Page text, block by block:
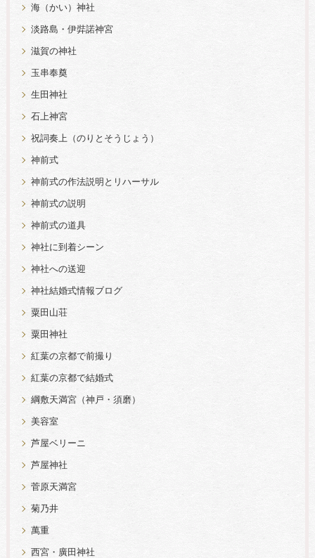
海（かい）神社
淡路島・伊弉諾神宮
滋賀の神社
玉串奉奠
生田神社
石上神宮
祝詞奏上（のりとそうじょう）
神前式
神前式の作法説明とリハーサル
神前式の説明
神前式の道具
神社に到着シーン
神社への送迎
神社結婚式情報ブログ
粟田山荘
粟田神社
紅葉の京都で前撮り
紅葉の京都で結婚式
綱敷天満宮（神戸・須磨）
美容室
芦屋ベリーニ
芦屋神社
菅原天満宮
菊乃井
萬重
西宮・廣田神社